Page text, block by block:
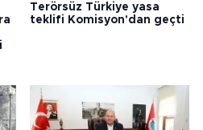
Terörsüz Türkiye yasa
teklifi Komisyon'dan geçti